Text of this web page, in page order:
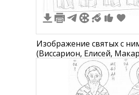
Изображение святых с
(Виссарион, Елисей,
Диодор, Софроний,
одеждах с подписанными